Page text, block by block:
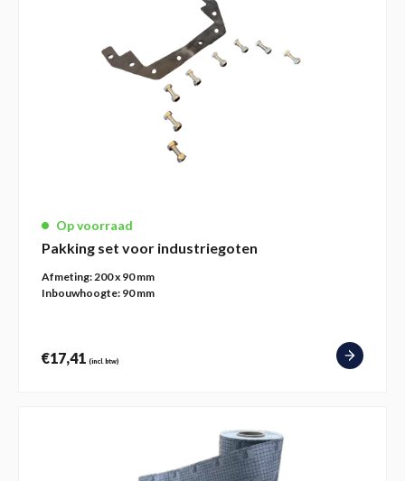
Op voorraad
Pakking set voor industriegoten
Afmeting:200 x 90 mm
Inbouwhoogte: 90 mm
€17,41 (incl. btw)